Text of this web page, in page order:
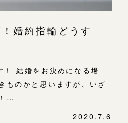
婚約指輪どうす
結婚をお決めになる場
ものかと思いますが、いざ
…
2020.7.6